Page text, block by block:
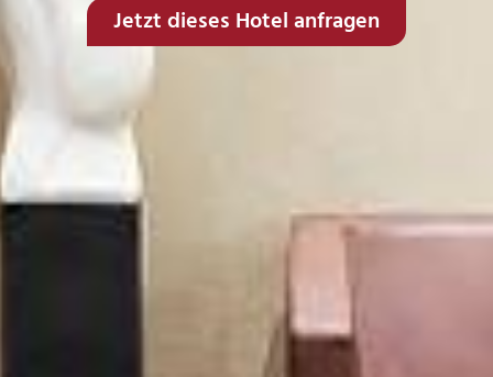
Jetzt dieses Hotel anfragen